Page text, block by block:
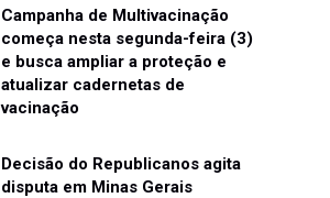
Campanha de Multivacinação
começa nesta segunda-feira (3)
e busca ampliar a proteção e
atualizar cadernetas de
vacinação
Decisão do Republicanos agita
disputa em Minas Gerais